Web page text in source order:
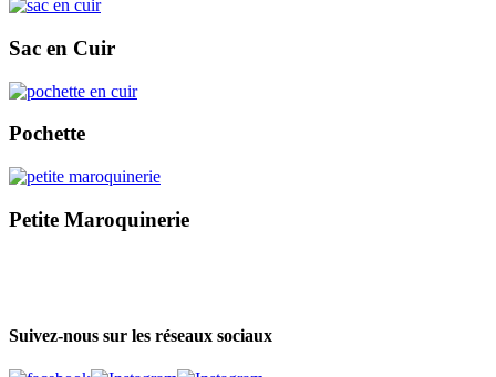
Sac en Cuir
Pochette
Petite Maroquinerie
Suivez-nous sur les réseaux sociaux